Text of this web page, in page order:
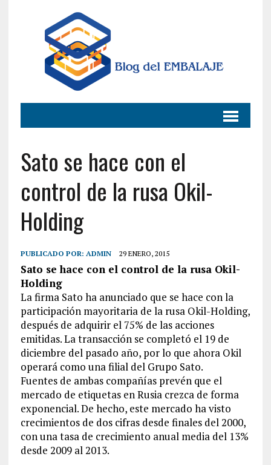
Sato se hace con el
control de la rusa Okil-
Holding
PUBLICADO POR: ADMIN 29 ENERO, 2015
Sato se hace con el control de la rusa Okil-
Holding
La firma Sato ha anunciado que se hace con la
participación mayoritaria de la rusa Okil-Holding,
después de adquirir el 75% de las acciones
emitidas. La transacción se completó el 19 de
diciembre del pasado año, por lo que ahora Okil
operará como una filial del Grupo Sato.
Fuentes de ambas compañías prevén que el
mercado de etiquetas en Rusia crezca de forma
exponencial. De hecho, este mercado ha visto
crecimientos de dos cifras desde finales del 2000,
con una tasa de crecimiento anual media del 13%
desde 2009 al 2013.